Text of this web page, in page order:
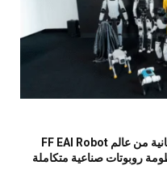
فاراداي فيوتشر تكشف عن المرحلة الثانية من عالم FF EAI Robot